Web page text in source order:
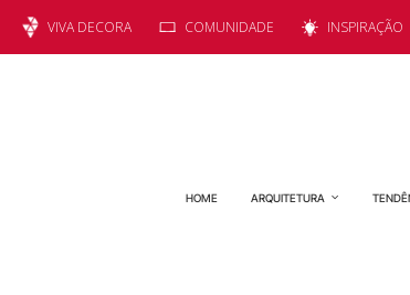
VIVA DECORA COMUNIDADE INSPIRAÇÃO
HOME ARQUITETURA